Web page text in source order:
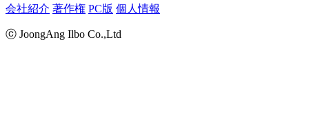
会社紹介 著作権 PC版 個人情報
ⓒ JoongAng Ilbo Co.,Ltd